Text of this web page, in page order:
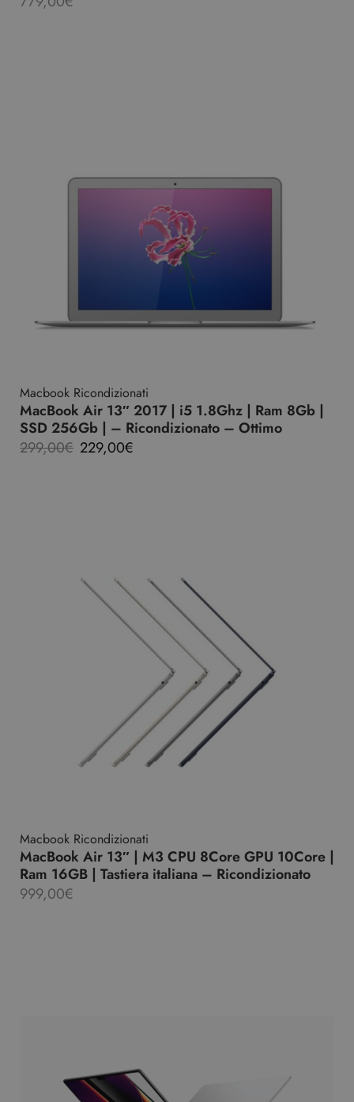
Macbook Ricondizionati
MacBook Air 13″ 2017 | i5 1.8Ghz | Ram 8Gb |
SSD 256Gb | – Ricondizionato – Ottimo
299,00€ 229,00€
Macbook Ricondizionati
MacBook Air 13″ | M3 CPU 8Core GPU 10Core |
Ram 16GB | Tastiera italiana – Ricondizionato
999,00€